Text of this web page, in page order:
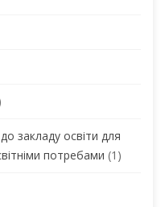
закладу освіти для
потребами (1)